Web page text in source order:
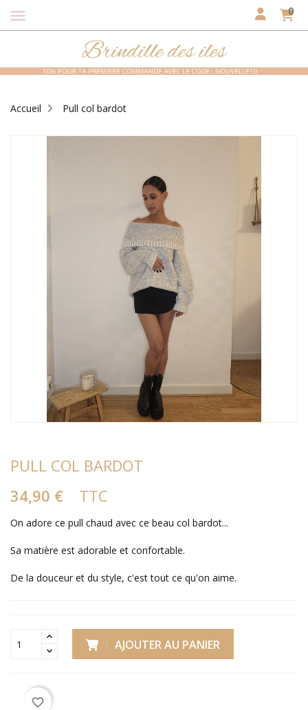
menu 0
Accueil Pull col bardot
PULL COL BARDOT
34,90 €
TTC
On adore ce pull chaud avec ce beau col bardot...
Sa matière est adorable et confortable.
De la douceur et du style, c'est tout ce qu'on aime.
AJOUTER AU PANIER
favorite_border